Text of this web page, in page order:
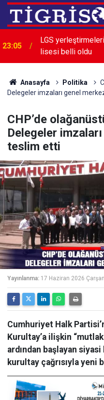
23:05
LGS
lisesi belli oldu
22:28
İran: Boğaz'ın
Anasayfa Politika
Delegeler imzaları genel
CHP’de
Delegeler
teslim etti
Yayınlanma: 17 Haziran 2026
Cumhuriyet Halk
Kurultay’a ilişkin
ardından başlayan
kurultay çağrısıyla yeni